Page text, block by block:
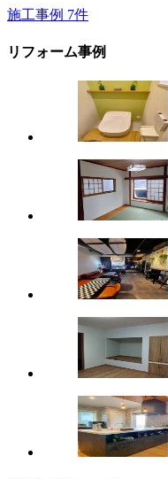
施工事例 7件
リフォーム事例